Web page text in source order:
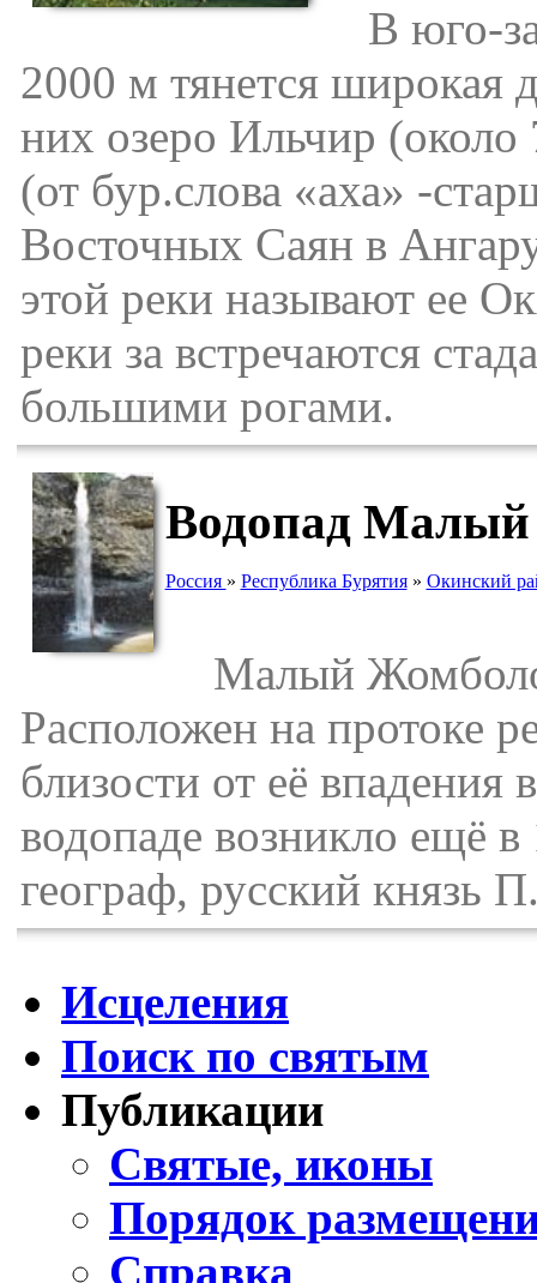
В юго-
2000 м тянется широкая
них озеро Ильчир
(от бур.слова «аха» -
Восточных Саян в
этой реки называют ее
реки за встречаются
большими рогами.
Водопад
Россия » Республика Бурятия» Окинский
Малый
Расположен на протоке
близости от её
водопаде возникло ещё в
географ, русский князь
Исцеления
Поиск по святым
Публикации
Святые, иконы
Порядок
Справка